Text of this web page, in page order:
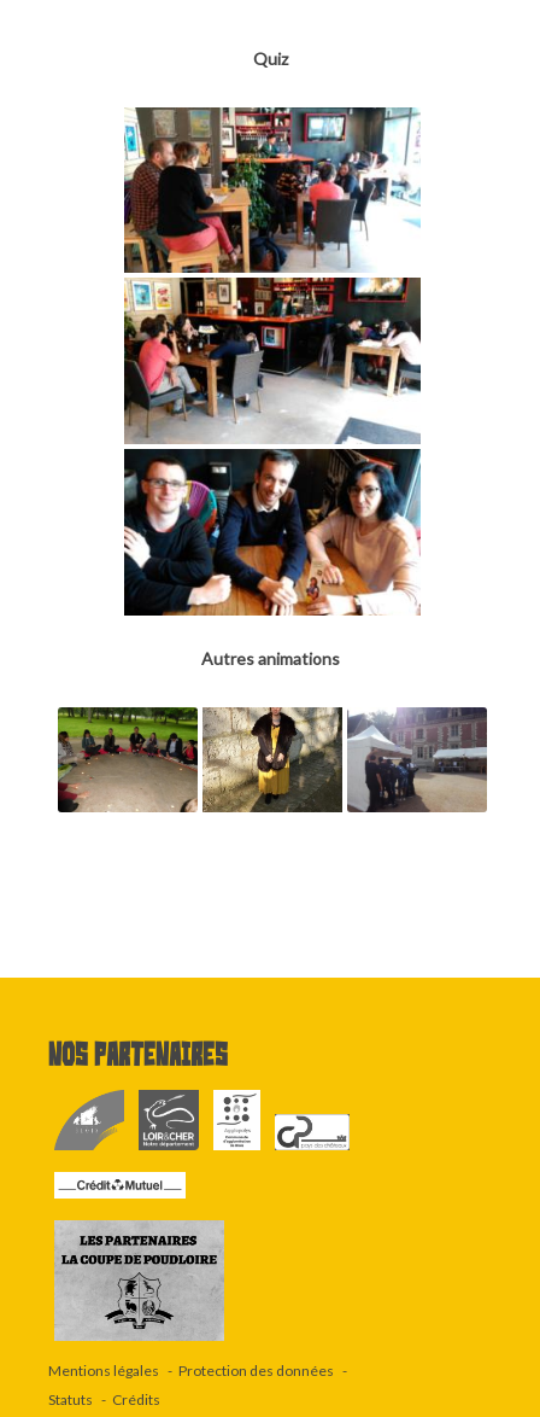
Quiz
Autres animations
Nos partenaires
Mentions légales
Protection des données
Statuts
Crédits